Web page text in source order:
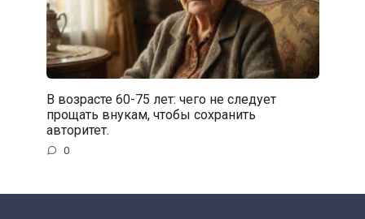
В возрасте 60-75 лет: чего не следует
прощать внукам, чтобы сохранить
авторитет.
0